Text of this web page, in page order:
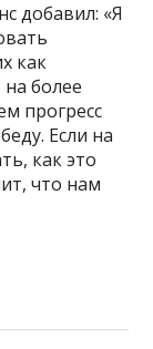
добавил: «Я
как
более
прогресс
Если на
как это
что нам